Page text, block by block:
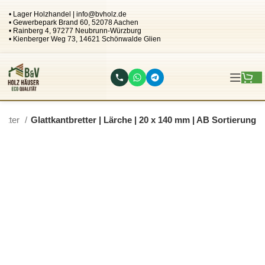
• Lager Holzhandel | info@bvholz.de
• Gewerbepark Brand 60, 52078 Aachen
• Rainberg 4, 97277 Neubrunn-Würzburg
• Kienberger Weg 73, 14621 Schönwalde Glien
Glattkantbretter | Lärche | 20 x 140 mm | AB Sortierung